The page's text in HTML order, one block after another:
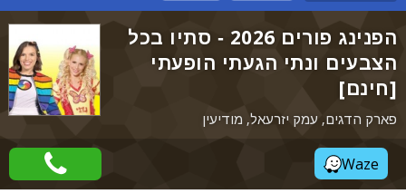
הפנינג פורים 2026 - סתיו בכל
הצבעים ונתי הגעתי הופעתי
[חינם]
פארק הדגים, עמק יזרעאל, מודיעין
Waze